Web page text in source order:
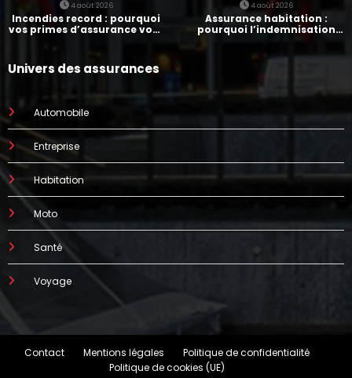
4 août 2026
Incendies record : pourquoi
vos primes d’assurance vont
4 août 2026
Assurance habitation :
pourquoi l’indemnisation
prend parfois 7 mois
Univers des assurances
Automobile
Entreprise
Habitation
Moto
Santé
Voyage
Contact Mentions légales
Politique de confidentialité
Politique de cookies (UE)